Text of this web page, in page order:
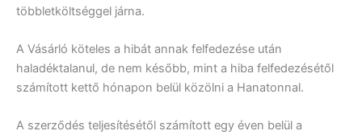
többletköltséggel járna.
A Vásárló köteles a hibát annak felfedezése után
haladéktalanul, de nem később, mint a hiba felfedezésétől
számított kettő hónapon belül közölni a Hanatonnal.
A szerződés teljesítésétől számított egy éven belül a